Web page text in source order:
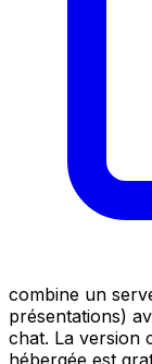
combine un
présentations)
chat. La version
hébergée est